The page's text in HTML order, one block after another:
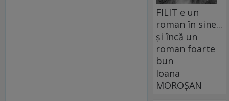
FILIT e un
roman în sine...
și încă un
roman foarte
bun
Ioana
MOROȘAN